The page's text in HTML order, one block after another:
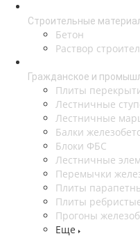
Строительные
Бетон
Раствор
Гражданское и
Плиты
Лестничные
Лестничные
Балки
Блоки ФБС
Лестничные
Перемычки
Плиты
Плиты
Прогоны
Еще